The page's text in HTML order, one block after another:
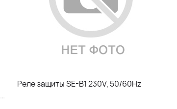
Реле защиты SE-B1 230V, 50/60Hz